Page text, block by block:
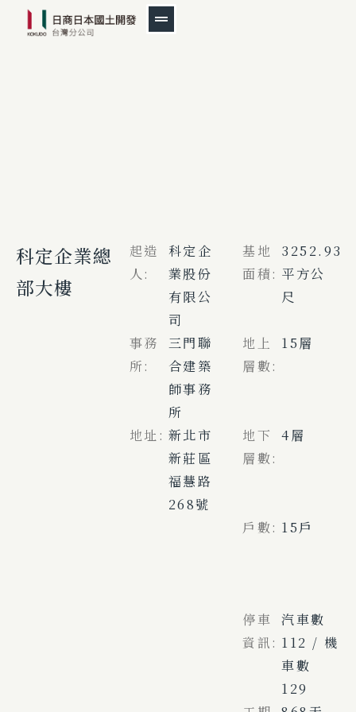
科定企業總
部大樓
起造
人:
科定企
業股份
有限公
司
事務
所:
三門聯
合建築
師事務
所
地址: 新北市
新莊區
福慧路
268號
基地
面積:
3252.93
平方公
尺
地上
層數:
15層
地下
層數:
4層
戶數: 15戶
停車
資訊:
汽車數
112 / 機
車數
129